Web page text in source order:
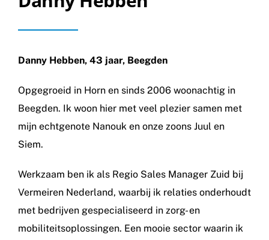
Danny Hebben, 43 jaar, Beegden
Opgegroeid in Horn en sinds 2006 woonachtig in
Beegden. Ik woon hier met veel plezier samen met
mijn echtgenote Nanouk en onze zoons Juul en
Siem.
Werkzaam ben ik als Regio Sales Manager Zuid bij
Vermeiren Nederland, waarbij ik relaties onderhoudt
met bedrijven gespecialiseerd in zorg- en
mobiliteitsoplossingen. Een mooie sector waarin ik